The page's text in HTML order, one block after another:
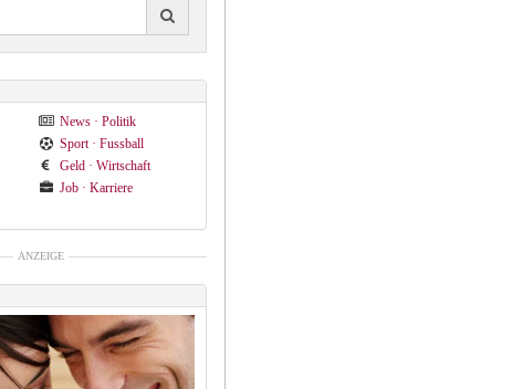
News · Politik
Sport · Fussball
Geld · Wirtschaft
Job · Karriere
ANZEIGE